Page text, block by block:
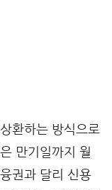
환하는 방식으로
만기일까지 월
권과 달리 신용